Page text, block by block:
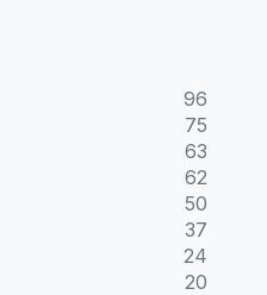
96
75
63
62
50
37
24
20